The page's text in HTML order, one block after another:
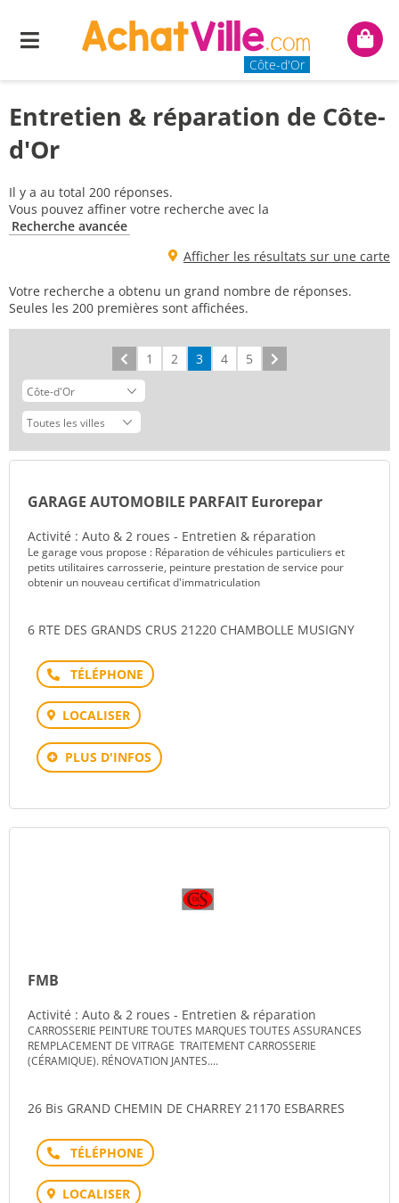
Menu
Côte-d'Or
Mon
Entretien & réparation de Côte-
d'Or
Il y a au total 200 réponses.
Vous pouvez affiner votre recherche avec la
Recherche avancée
Afficher les résultats sur une carte
Votre recherche a obtenu un grand nombre de réponses.
Seules les 200 premières sont affichées.
Précédent
1 2 3 4 5
GARAGE AUTOMOBILE PARFAIT Eurorepar
Activité : Auto & 2 roues - Entretien & réparation
Le garage vous propose : Réparation de véhicules particuliers et
petits utilitaires carrosserie, peinture prestation de service pour
obtenir un nouveau certificat d'immatriculation
6 RTE DES GRANDS CRUS 21220 CHAMBOLLE MUSIGNY
Téléphone
LOCALISER
PLUS D'INFOS
FMB
Activité : Auto & 2 roues - Entretien & réparation
CARROSSERIE PEINTURE TOUTES MARQUES TOUTES ASSURANCES
REMPLACEMENT DE VITRAGE TRAITEMENT CARROSSERIE
(CÉRAMIQUE). RÉNOVATION JANTES....
26 Bis GRAND CHEMIN DE CHARREY 21170 ESBARRES
Téléphone
LOCALISER